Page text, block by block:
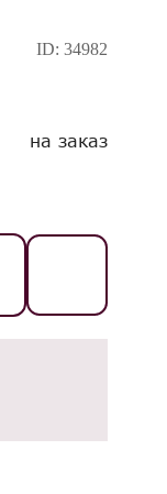
ID:34982
на заказ